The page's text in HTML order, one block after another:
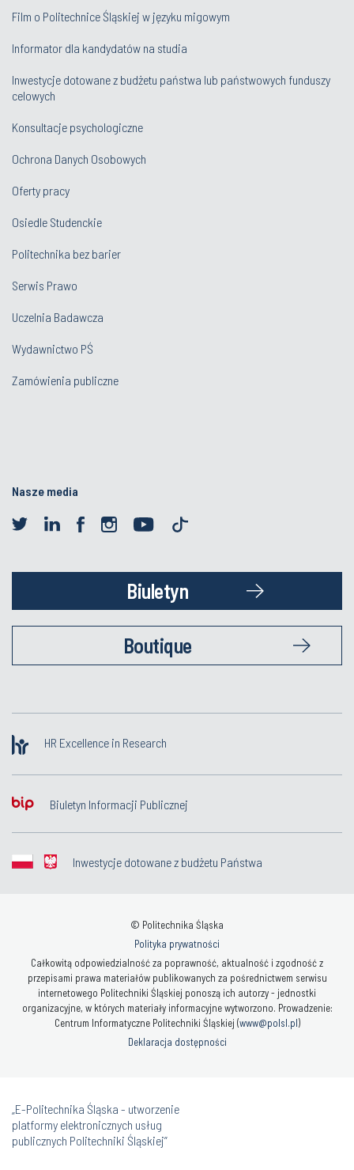
Film o Politechnice Śląskiej w języku migowym
Informator dla kandydatów na studia
Inwestycje dotowane z budżetu państwa lub państwowych funduszy
celowych
Konsultacje psychologiczne
Ochrona Danych Osobowych
Oferty pracy
Osiedle Studenckie
Politechnika bez barier
Serwis Prawo
Uczelnia Badawcza
Wydawnictwo PŚ
Zamówienia publiczne
Nasze media
Biuletyn
Boutique
HR Excellence in Research
Biuletyn Informacji Publicznej
Inwestycje dotowane z budżetu Państwa
© Politechnika Śląska
Polityka prywatności
Całkowitą odpowiedzialność za poprawność, aktualność i zgodność z
przepisami prawa materiałów publikowanych za pośrednictwem serwisu
internetowego Politechniki Śląskiej ponoszą ich autorzy - jednostki
organizacyjne, w których materiały informacyjne wytworzono. Prowadzenie:
Centrum Informatyczne Politechniki Śląskiej (www@polsl.pl)
Deklaracja dostępności
„E-Politechnika Śląska - utworzenie
platformy elektronicznych usług
publicznych Politechniki Śląskiej”